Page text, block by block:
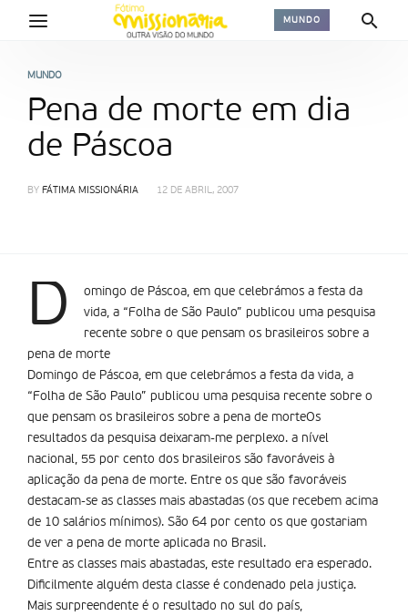
MUNDO
MUNDO
Pena de morte em dia
de Páscoa
BY FÁTIMA MISSIONÁRIA 12 DE ABRIL, 2007
D
omingo de Páscoa, em que celebrámos a festa da
vida, a “Folha de São Paulo” publicou uma pesquisa
recente sobre o que pensam os brasileiros sobre a
pena de morte
Domingo de Páscoa, em que celebrámos a festa da vida, a
“Folha de São Paulo” publicou uma pesquisa recente sobre o
que pensam os brasileiros sobre a pena de morteOs
resultados da pesquisa deixaram-me perplexo. a nível
nacional, 55 por cento dos brasileiros são favoráveis à
aplicação da pena de morte. Entre os que são favoráveis
destacam-se as classes mais abastadas (os que recebem acima
de 10 salários mínimos). São 64 por cento os que gostariam
de ver a pena de morte aplicada no Brasil.
Entre as classes mais abastadas, este resultado era esperado.
Dificilmente alguém desta classe é condenado pela justiça.
Mais surpreendente é o resultado no sul do país,